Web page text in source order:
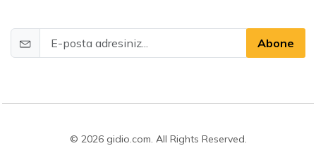
Abone
© 2026 gidio.com. All Rights Reserved.